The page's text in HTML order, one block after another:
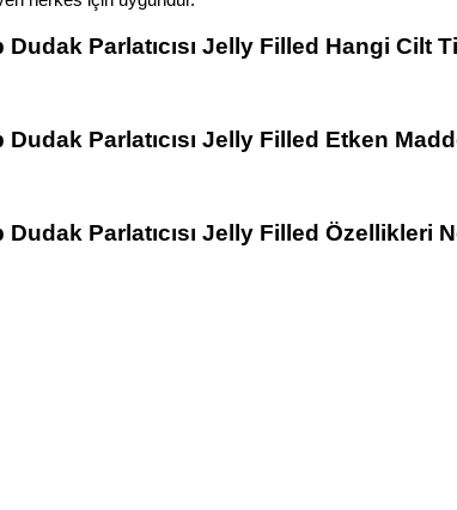
Parlatıcısı Jelly Filled Hangi Cilt
Parlatıcısı Jelly Filled Etken
Parlatıcısı Jelly Filled Özellikleri